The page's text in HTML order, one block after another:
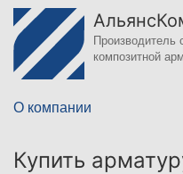
Производитель
композитной
О компании
Купить